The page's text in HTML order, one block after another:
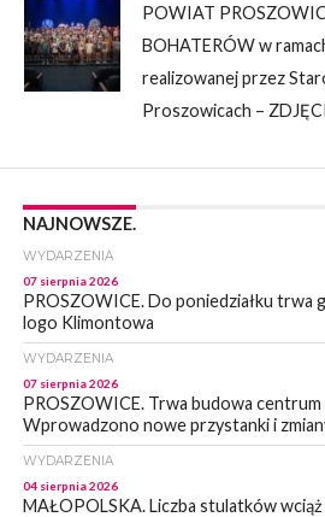
POWIAT
BOHATERÓW w
realizowanej przez
Proszowicach –
NAJNOWSZE.
WYDARZENIA
07 sierpnia 2026
PROSZOWICE. Do poniedziałku trwa
logo Klimontowa
WYDARZENIA
07 sierpnia 2026
PROSZOWICE. Trwa budowa
Wprowadzono nowe przystanki i
WYDARZENIA
04 sierpnia 2026
MAŁOPOLSKA. Liczba stulatków